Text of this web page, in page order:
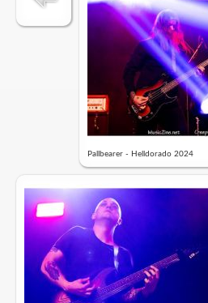
Pallbearer - Helldorado 2024